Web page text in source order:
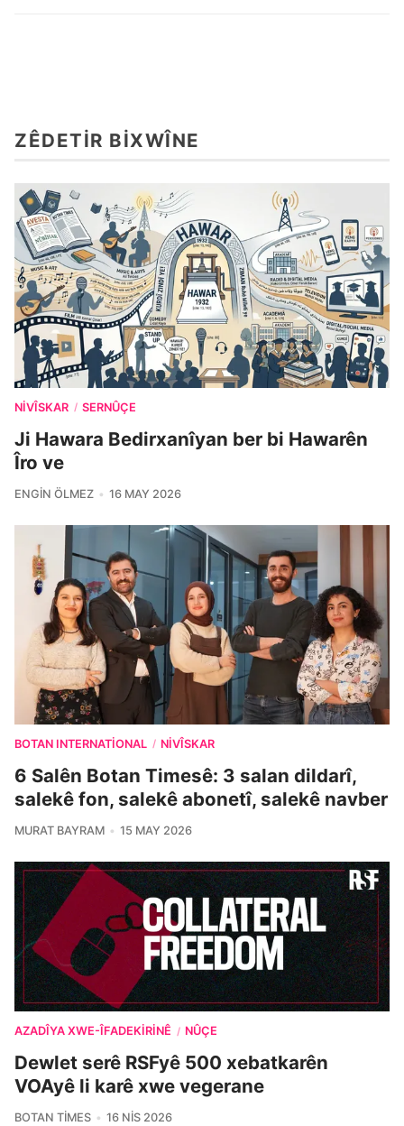
ZÊDETIR BIXWÎNE
NIVÎSKAR / SERNÛÇE
Ji Hawara Bedirxanîyan ber bi Hawarên
Îro ve
ENGIN ÖLMEZ 16 MAY 2026
BOTAN INTERNATIONAL / NIVÎSKAR
6 Salên Botan Timesê: 3 salan dildarî,
salekê fon, salekê abonetî, salekê navber
MURAT BAYRAM 15 MAY 2026
AZADÎYA XWE-ÎFADEKIRINÊ / NÛÇE
Dewlet serê RSFyê 500 xebatkarên
VOAyê li karê xwe vegerane
BOTAN TIMES 16 NIS 2026